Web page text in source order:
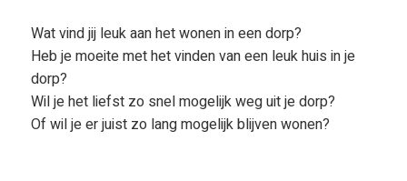
Wat vind jij leuk aan het wonen in een dorp?
Heb je moeite met het vinden van een leuk huis in je
dorp?
Wil je het liefst zo snel mogelijk weg uit je dorp?
Of wil je er juist zo lang mogelijk blijven wonen?